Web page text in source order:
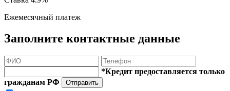
Ежемесячный платеж
Заполните контактные данные
*Кредит предоставляется только
гражданам РФ
Отправить